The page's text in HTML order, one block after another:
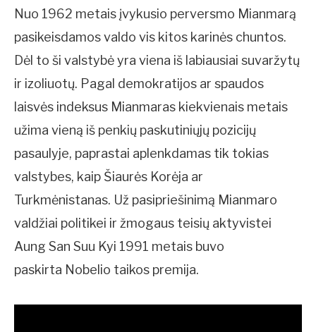
Nuo 1962 metais įvykusio perversmo Mianmarą
pasikeisdamos valdo vis kitos karinės chuntos.
Dėl to ši valstybė yra viena iš labiausiai suvaržytų
ir izoliuotų. Pagal demokratijos ar spaudos
laisvės indeksus Mianmaras kiekvienais metais
užima vieną iš penkių paskutiniųjų pozicijų
pasaulyje, paprastai aplenkdamas tik tokias
valstybes, kaip Šiaurės Korėja ar
Turkmėnistanas. Už pasipriešinimą Mianmaro
valdžiai politikei ir žmogaus teisių aktyvistei
Aung San Suu Kyi 1991 metais buvo
paskirta Nobelio taikos premija.